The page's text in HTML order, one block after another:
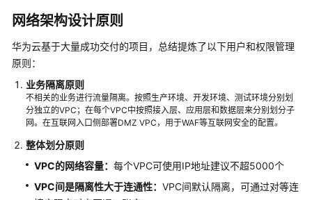
安
防
护
等
保
级
解
网络架构设计原则
华为云基于大量成功交付的项目，总结提炼了以下用户和权限管理
原则：
业务隔离原则
不相关的业务进行流量隔离。按照生产环境、开发环境、测试环境分别划
分独立的VPC；在每个VPC中按照接入层、应用层和数据层来分别划分子
网。在互联网入口侧部署DMZ VPC，用于WAF等互联网安全的配置。
整体划分原则
VPC的网络容量： 每个VPC可使用IP地址建议不超5000个
VPC间是隔离性大于连通性： VPC间默认隔离，可通过对等连